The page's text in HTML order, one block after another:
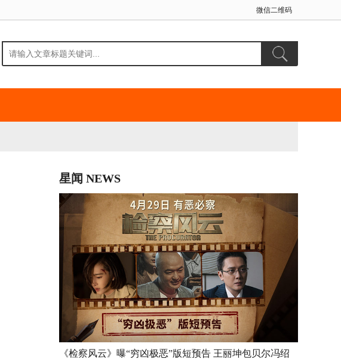
微信二维码
星闻 NEWS
《检察风云》曝“穷凶极恶”版短预告 王丽坤包贝尔冯绍